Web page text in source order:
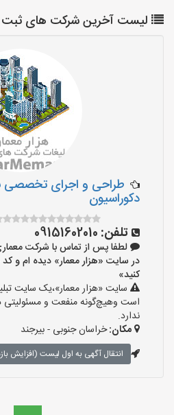
لیست آخرین شرکت های ثبت
طراحی و اجرای تخصصی
دکوراسیون
تلفن: 09151602010
لطفا پس از تماس با شرکت
کنید»
سایت «هزار معمار»،یک سایت
است وهیچ‌گونه منفعت و مسئولیتی
ندارد.
مکان:خراسان جنوبی - بیرجند
انتقال آگهی به اول لیست (افزایش